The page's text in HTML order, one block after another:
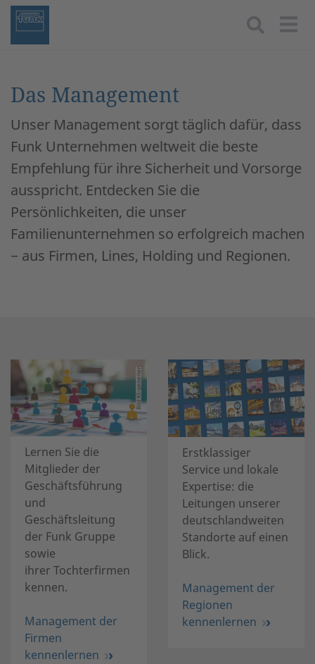
Das Management
Unser Management sorgt täglich dafür, dass
Funk Unternehmen weltweit die beste
Empfehlung für ihre Sicherheit und Vorsorge
ausspricht. Entdecken Sie die
Persönlichkeiten, die unser
Familienunternehmen so erfolgreich machen
− aus Firmen, Lines, Holding und Regionen.
Bild KI-generiert
Lernen Sie die
Mitglieder der
Geschäftsführung
und
Geschäftsleitung
der Funk Gruppe
sowie
ihrer Tochterfirmen
kennen.
Management der
Firmen
kennenlernen
Erstklassiger
Service und lokale
Expertise: die
Leitungen unserer
deutschlandweiten
Standorte auf einen
Blick.
Management der
Regionen
kennenlernen